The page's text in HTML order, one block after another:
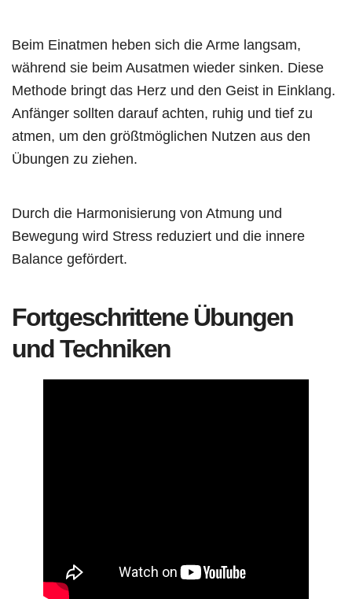
Beim Einatmen heben sich die Arme langsam,
während sie beim Ausatmen wieder sinken. Diese
Methode bringt das Herz und den Geist in Einklang.
Anfänger sollten darauf achten, ruhig und tief zu
atmen, um den größtmöglichen Nutzen aus den
Übungen zu ziehen.
Durch die Harmonisierung von Atmung und
Bewegung wird Stress reduziert und die innere
Balance gefördert.
Fortgeschrittene Übungen
und Techniken